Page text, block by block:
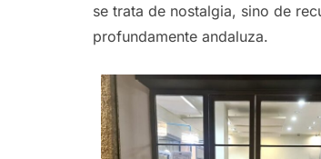
se trata de nostalgia, sino de
profundamente andaluza.